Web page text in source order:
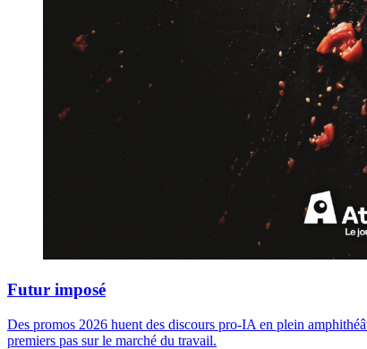
Futur imposé
Des promos 2026 huent des discours pro‑IA en plein
premiers pas sur le marché du travail.